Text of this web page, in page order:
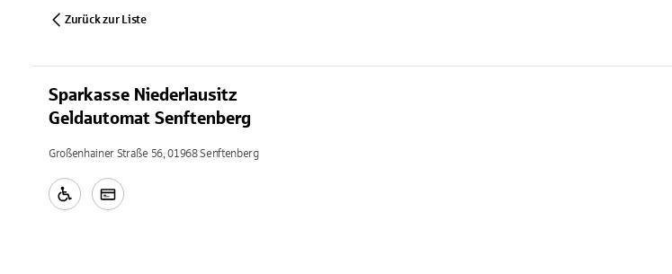
Zurück zur Liste
Sparkasse Niederlausitz
Geldautomat Senftenberg
Großenhainer Straße 56, 01968 Senftenberg